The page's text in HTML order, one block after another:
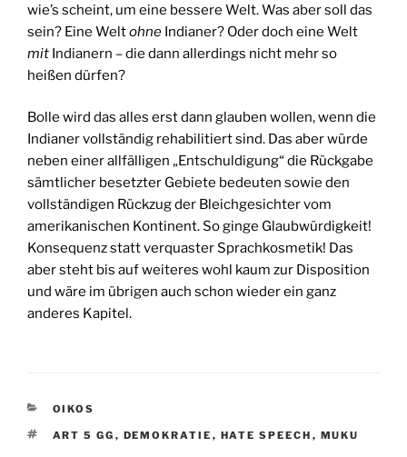
wie’s scheint, um eine bessere Welt. Was aber soll das
sein? Eine Weltohne Indianer? Oder doch eine Welt
mit Indianern – die dann allerdings nicht mehr so
heißen dürfen?
Bolle wird das alles erst dann glauben wollen, wenn die
Indianer vollständig rehabilitiert sind. Das aber würde
neben einer allfälligen „Entschuldigung“ die Rückgabe
sämtlicher besetzter Gebiete bedeuten sowie den
vollständigen Rückzug der Bleichgesichter vom
amerikanischen Kontinent. So ginge Glaubwürdigkeit!
Konsequenz statt verquaster Sprachkosmetik! Das
aber steht bis auf weiteres wohl kaum zur Disposition
und wäre im übrigen auch schon wieder ein ganz
anderes Kapitel.
KATEGORIEN
OIKOS
SCHLAGWÖRTER
ART 5 GG , DEMOKRATIE , HATE SPEECH , MUKU